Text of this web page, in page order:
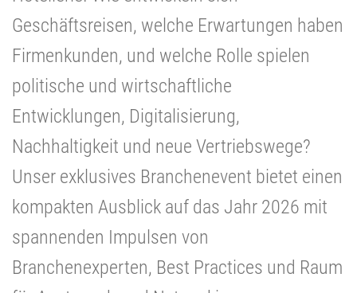
Geschäftsreisen, welche Erwartungen haben
Firmenkunden, und welche Rolle spielen
politische und wirtschaftliche
Entwicklungen, Digitalisierung,
Nachhaltigkeit und neue Vertriebswege?
Unser exklusives Branchenevent bietet einen
kompakten Ausblick auf das Jahr 2026 mit
spannenden Impulsen von
Branchenexperten, Best Practices und Raum